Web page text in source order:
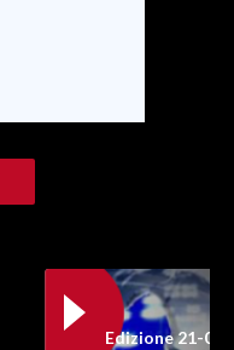
Edizione 21-05-